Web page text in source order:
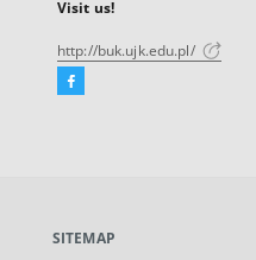
Visit us!
http://buk.ujk.edu.pl/
Facebook
new
SITEMAP